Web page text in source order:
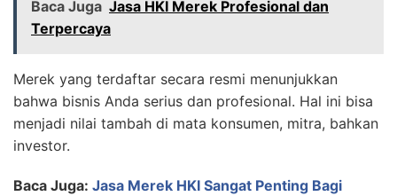
Baca Juga Jasa HKI Merek Profesional dan
Terpercaya
Merek yang terdaftar secara resmi menunjukkan
bahwa bisnis Anda serius dan profesional. Hal ini bisa
menjadi nilai tambah di mata konsumen, mitra, bahkan
investor.
Baca Juga: Jasa Merek HKI Sangat Penting Bagi